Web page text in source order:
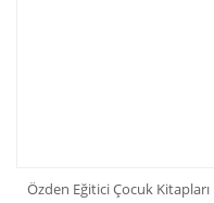
Özden Eğitici Çocuk Kitapları